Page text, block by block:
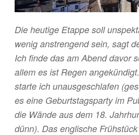
Die heutige Etappe soll
wenig anstrengend sein, sagt
Ich finde das am Abend davor
allem es ist Regen
starte ich unausgeschlafen
es eine Geburtstagsparty im
die Wände aus dem 18.
dünn). Das englische